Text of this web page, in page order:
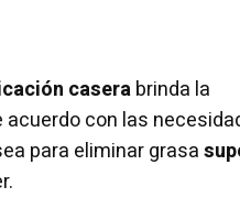
caserabrinda la
acuerdo con las
para eliminar grasa